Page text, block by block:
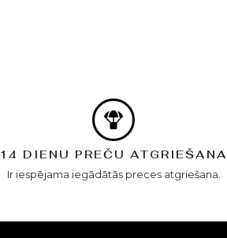
14 DIENU PREČU ATGRIEŠANA
Ir iespējama iegādātās preces atgriešana.